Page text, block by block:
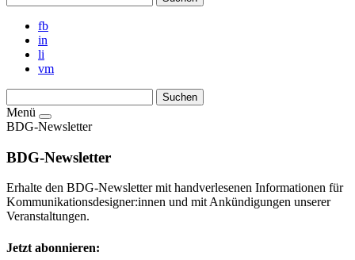
fb
in
li
vm
Menü
BDG-Newsletter
BDG-Newsletter
Erhalte den BDG-Newsletter mit handverlesenen Informationen für
Kommunikationsdesigner:innen und mit Ankündigungen unserer
Veranstaltungen.
Jetzt abonnieren: